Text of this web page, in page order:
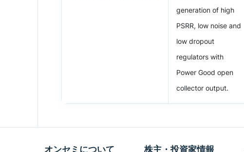
generation of high
PSRR, low noise and
low dropout
regulators with
Power Good open
collector output.
オンセミについて 株主・投資家情報